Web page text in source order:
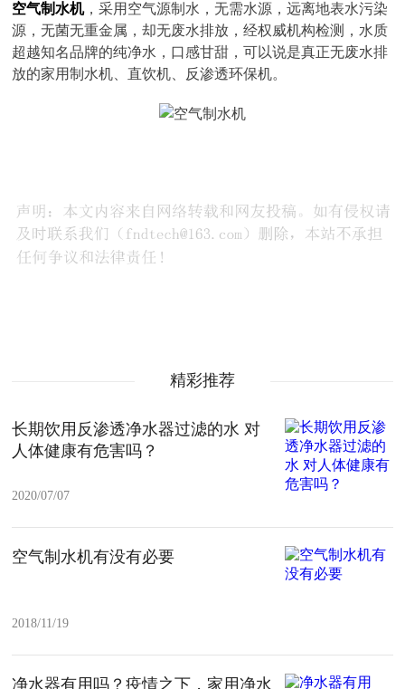
空气制水机，采用空气源制水，无需水源，远离地表水污染
源，无菌无重金属，却无废水排放，经权威机构检测，水质
超越知名品牌的纯净水，口感甘甜，可以说是真正无废水排
放的家用制水机、直饮机、反渗透环保机。
精彩推荐
长期饮用反渗透净水器过滤的水 对
人体健康有危害吗？
2020/07/07
空气制水机有没有必要
2018/11/19
净水器有用吗？疫情之下，家用净水